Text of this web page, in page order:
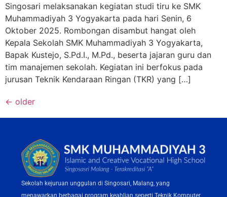
Singosari melaksanakan kegiatan studi tiru ke SMK
Muhammadiyah 3 Yogyakarta pada hari Senin, 6
Oktober 2025. Rombongan disambut hangat oleh
Kepala Sekolah SMK Muhammadiyah 3 Yogyakarta,
Bapak Kustejo, S.Pd.I., M.Pd., beserta jajaran guru dan
tim manajemen sekolah. Kegiatan ini berfokus pada
jurusan Teknik Kendaraan Ringan (TKR) yang […]
← older
Sekolah kejuruan unggulan di Singosari, Malang, yang
menawarkan berbagai program keahlian seperti Teknik Komputer,